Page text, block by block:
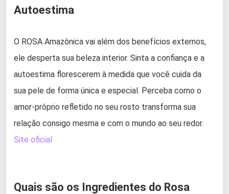
Autoestima
O ROSA Amazônica vai além dos benefícios externos,
ele desperta sua beleza interior. Sinta a confiança e a
autoestima florescerem à medida que você cuida da
sua pele de forma única e especial. Perceba como o
amor-próprio refletido no seu rosto transforma sua
relação consigo mesma e com o mundo ao seu redor.
Site oficial
Quais são os Ingredientes do Rosa